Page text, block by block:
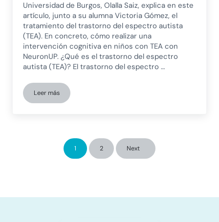
Universidad de Burgos, Olalla Saiz, explica en este
artículo, junto a su alumna Victoria Gómez, el
tratamiento del trastorno del espectro autista
(TEA). En concreto, cómo realizar una
intervención cognitiva en niños con TEA con
NeuronUP. ¿Qué es el trastorno del espectro
autista (TEA)? El trastorno del espectro …
Leer másTratamiento del trastorno del espectro autista (TEA):
Página
1 Página
2 Next